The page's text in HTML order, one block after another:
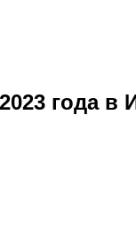
года в